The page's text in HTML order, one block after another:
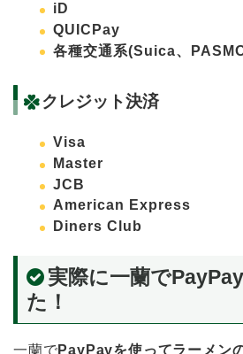
iD
QUICPay
各種交通系(Suica、
クレジット決済
Visa
Master
JCB
American Express
Diners Club
実際に一蘭で
た！
一蘭でPayPayを使ってラーメン